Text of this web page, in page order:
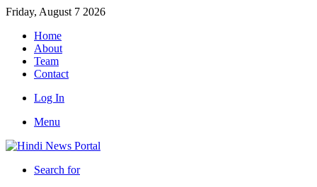
Friday, August 7 2026
Home
About
Team
Contact
Log In
Menu
Search for